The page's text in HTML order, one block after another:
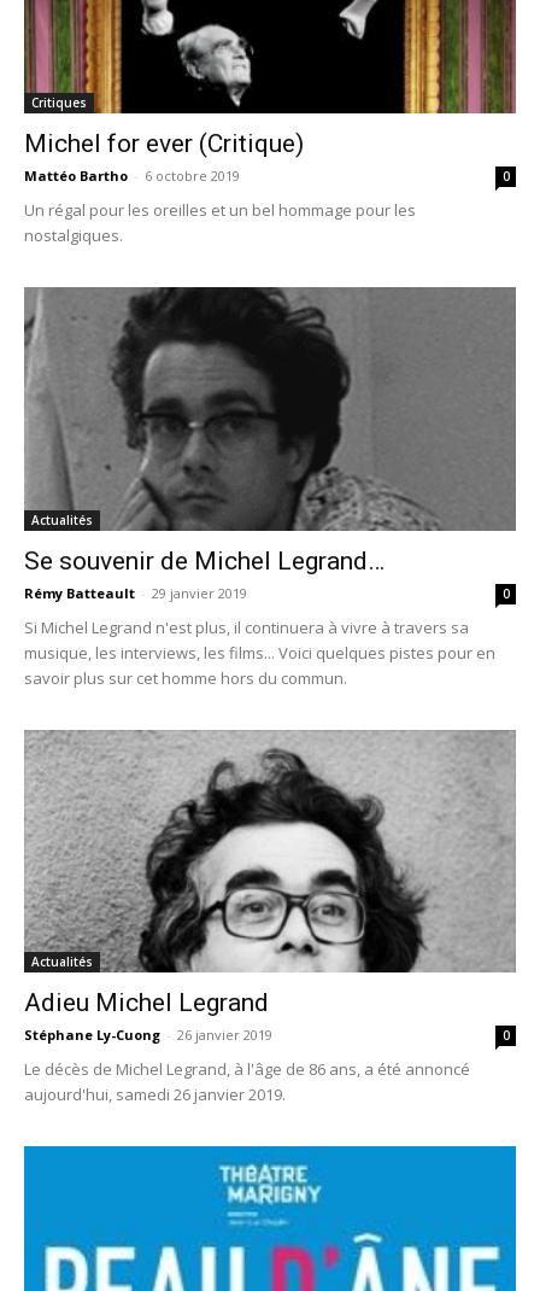
Critiques
Michel for ever (Critique)
Mattéo Bartho - 6 octobre 2019 0
Un régal pour les oreilles et un bel hommage pour les
nostalgiques.
Actualités
Se souvenir de Michel Legrand…
Rémy Batteault - 29 janvier 2019 0
Si Michel Legrand n'est plus, il continuera à vivre à travers sa
musique, les interviews, les films... Voici quelques pistes pour en
savoir plus sur cet homme hors du commun.
Actualités
Adieu Michel Legrand
Stéphane Ly-Cuong - 26 janvier 2019 0
Le décès de Michel Legrand, à l'âge de 86 ans, a été annoncé
aujourd'hui, samedi 26 janvier 2019.